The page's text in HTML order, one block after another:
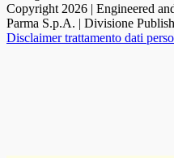
Copyright 2026 | Engineered
Parma S.p.A. | Divisione
Disclaimer trattamento dati